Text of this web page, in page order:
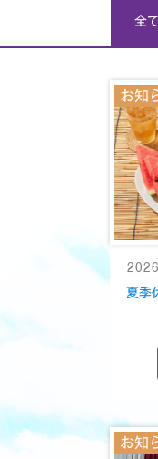
全
お知
夏季
お知